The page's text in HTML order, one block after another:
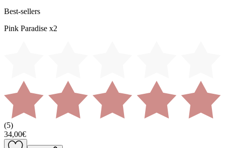
Best-sellers
Pink Paradise x2
(5)
34,00€